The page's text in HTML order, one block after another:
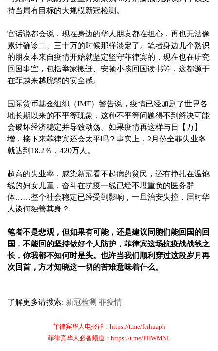
持当局有目标的大规模新冠检测。
官话说都会说，现在身边的华人朋友都在担心，再也无法像
累计确诊二、三十万的时候那样淡定了。笔者身边几个熟识
的朋友本来自疫情开始就坚定坚守菲律宾的，现在也在研究
回国事宜，包括举家搬迁、安顿小孩回国读书等，这都源于
在菲越来越脆弱的安全感。
国际货币基金组织（IMF）警告说，疫情已经加剧了世界各
地长期以来的不平等现象，这种不平等问题得不到解决可能
会破坏经济稳定并导致动荡。如果疫情再这样与日【万】
增，接下来菲律宾还会太平吗？事实上，2月份全菲失业率
就达到18.2％，420万人。
超高的失业率，感染新冠看不起病的贫民，还有挣扎在温饱
线的妇女儿童，奋斗在抗疫一线已经不堪重负的医务群
体……整个社会稳定已经受到影响，一旦治安失控，届时华
人谈何独善其身？
笔者不是悲观，但如果有可能，还是建议同胞们能回国的回
国，不能回的坚持做好个人防护，菲律宾这场抗疫战战线之
长，你我都不知何时是头。也许当我们顺利穿过这段岁月再
次回首，方才知晓这一切的苦难意味着什么。
了解更多请搜索: 新冠检测 菲疫情
菲律宾华人电报群：https://t.me/feihuaph
菲律宾华人必备频道：https://t.me/FHWMNL